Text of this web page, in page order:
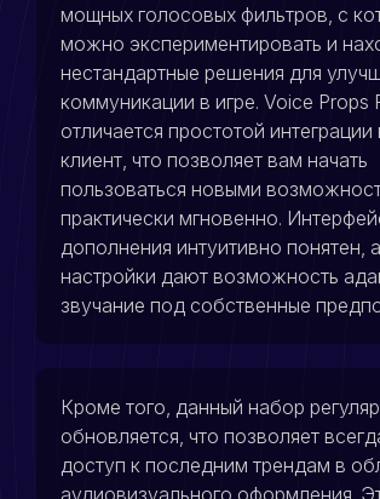
мощных голосовых фильтров, с
можно экспериментировать и
нестандартные решения для
коммуникации в игре. Voice Props
отличается простотой интеграции
клиент, что позволяет вам начать
пользоваться новыми
практически мгновенно.
дополнения интуитивно понятен,
настройки дают возможность
звучание под собственные
Кроме того, данный набор
обновляется, что позволяет
доступ к последним трендам в
аудиовизуального оформления.